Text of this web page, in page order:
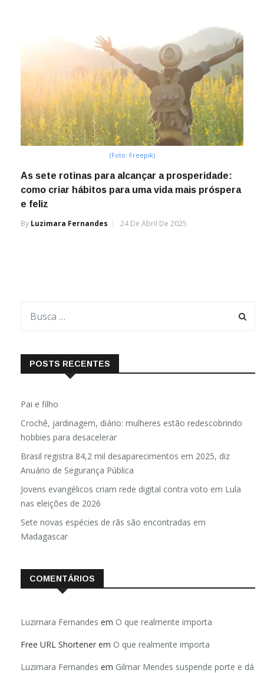
(Foto: Freepik)
As sete rotinas para alcançar a prosperidade:
como criar hábitos para uma vida mais próspera
e feliz
By Luzimara Fernandes 24 De Abril De 2025
POSTS RECENTES
Pai e filho
Crochê, jardinagem, diário: mulheres estão redescobrindo
hobbies para desacelerar
Brasil registra 84,2 mil desaparecimentos em 2025, diz
Anuário de Segurança Pública
Jovens evangélicos criam rede digital contra voto em Lula
nas eleições de 2026
Sete novas espécies de rãs são encontradas em
Madagascar
COMENTÁRIOS
Luzimara Fernandes em O que realmente importa
Free URL Shortener em O que realmente importa
Luzimara Fernandes em Gilmar Mendes suspende porte e dá